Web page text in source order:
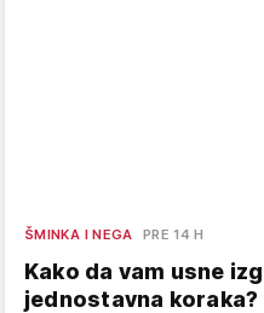
ŠMINKA I NEGA PRE 14 H
Kako da vam usne
jednostavna koraka?